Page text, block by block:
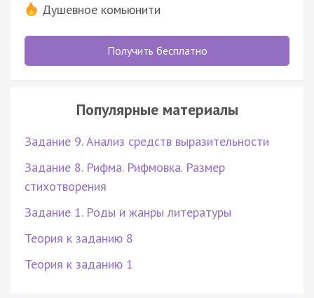
Душевное комьюнити
Получить бесплатно
Популярные материалы
Задание 9. Анализ средств выразительности
Задание 8. Рифма. Рифмовка. Размер
стихотворения
Задание 1. Роды и жанры литературы
Теория к заданию 8
Теория к заданию 1